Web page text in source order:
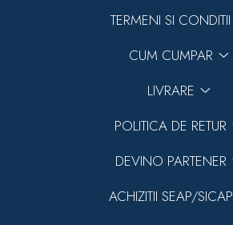
TERMENI SI CONDITII
CUM CUMPAR
LIVRARE
POLITICA DE RETUR
DEVINO PARTENER
ACHIZITII SEAP/SICAP